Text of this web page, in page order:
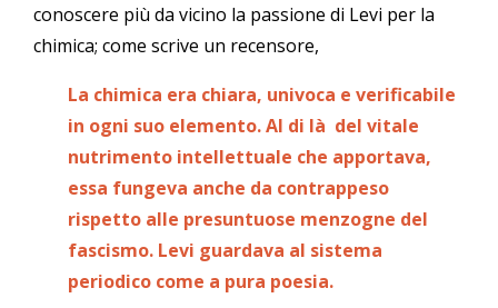
conoscere più da vicino la passione di Levi per la
chimica; come scrive un recensore,
La chimica era chiara, univoca e verificabile
in ogni suo elemento. Al di là del vitale
nutrimento intellettuale che apportava,
essa fungeva anche da contrappeso
rispetto alle presuntuose menzogne del
fascismo. Levi guardava al sistema
periodico come a pura poesia.